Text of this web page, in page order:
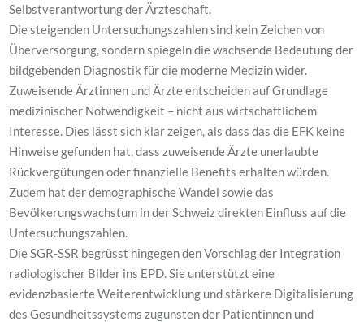
Selbstverantwortung der Ärzteschaft.
Die steigenden Untersuchungszahlen sind kein Zeichen von
Überversorgung, sondern spiegeln die wachsende Bedeutung der
bildgebenden Diagnostik für die moderne Medizin wider.
Zuweisende Ärztinnen und Ärzte entscheiden auf Grundlage
medizinischer Notwendigkeit – nicht aus wirtschaftlichem
Interesse. Dies lässt sich klar zeigen, als dass das die EFK keine
Hinweise gefunden hat, dass zuweisende Ärzte unerlaubte
Rückvergütungen oder finanzielle Benefits erhalten würden.
Zudem hat der demographische Wandel sowie das
Bevölkerungswachstum in der Schweiz direkten Einfluss auf die
Untersuchungszahlen.
Die SGR-SSR begrüsst hingegen den Vorschlag der Integration
radiologischer Bilder ins EPD. Sie unterstützt eine
evidenzbasierte Weiterentwicklung und stärkere Digitalisierung
des Gesundheitssystems zugunsten der Patientinnen und